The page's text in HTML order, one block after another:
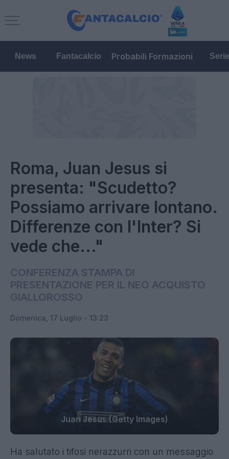
News Fantacalcio Probabili Formazioni
Roma, Juan Jesus si
presenta: "Scudetto?
Possiamo arrivare lontano.
Differenze con l'Inter? Si
vede che..."
CONFERENZA STAMPA DI
PRESENTAZIONE PER IL NEO ACQUISTO
GIALLOROSSO
Domenica, 17 Luglio - 13:23
Juan Jesus (Getty Images)
Ha salutato i tifosi nerazzurri con un messaggio